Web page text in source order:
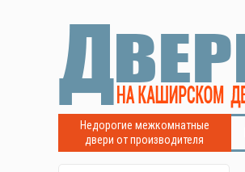
Недорогие межкомнатные
двери от производителя